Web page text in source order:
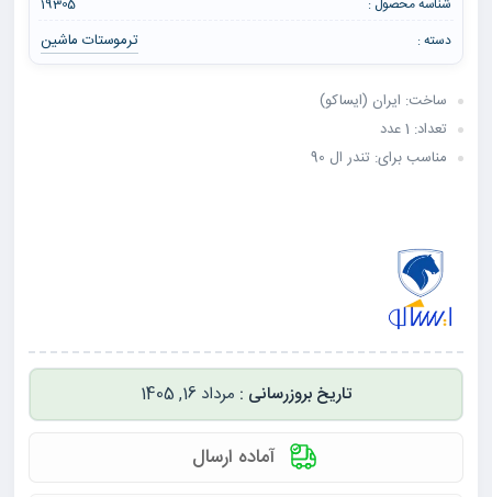
شناسه محصول :
19305
دسته :
ترموستات ماشین
ساخت: ایران (ایساکو)
تعداد: 1 عدد
مناسب برای: تندر ال 90
مرداد 16, 1405
آماده ارسال